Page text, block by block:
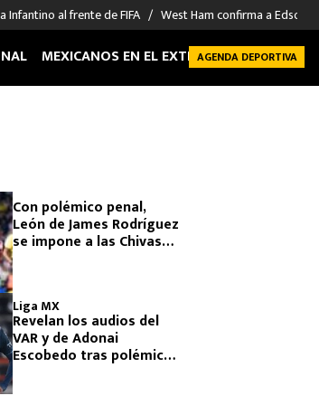
Infantino al frente de FIFA West Ham confirma a Edson
MEXICANOS EN EL EXTRANJERO FUTBOL
AGENDA DEPORTIVA
Con polémico penal,
León de James Rodríguez
se impone a las Chivas
Liga MX
Revelan los audios del
VAR y de Adonai
Escobedo tras polémica